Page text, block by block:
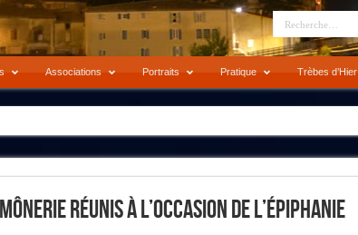
Associations Portraits Pratique Trèbes d’Hier
Réunis À L’occasion De L’Épiphanie